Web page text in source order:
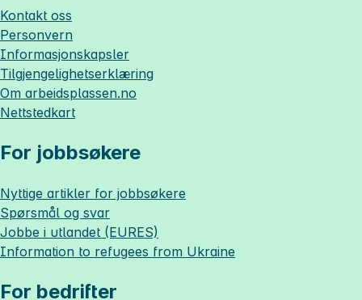
Kontakt oss
Personvern
Informasjonskapsler
Tilgjengelighetserklæring
Om arbeidsplassen.no
Nettstedkart
For jobbsøkere
Nyttige artikler for jobbsøkere
Spørsmål og svar
Jobbe i utlandet (EURES)
Information to refugees from Ukraine
For bedrifter